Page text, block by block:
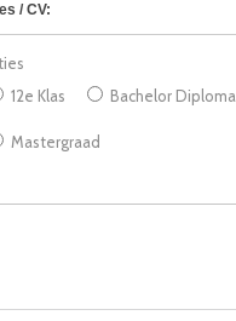
/ CV:
12e Klas Bachelor Diploma
Mastergraad